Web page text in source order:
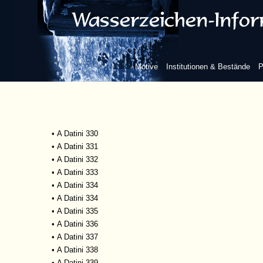
Motive Institutionen & Bestände
• A Datini 323, 172
•A Datini 323, 174
•A Datini 323, 178
•A Datini 323, 194
•A Datini 325
•A Datini 325
•A Datini 326
• A Datini 330
• A Datini 331
• A Datini 332
• A Datini 333
• A Datini 334
• A Datini 334
• A Datini 335
• A Datini 336
• A Datini 337
• A Datini 338